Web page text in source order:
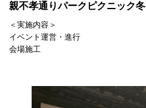
親不孝通りパークピクニック
＜実施内容＞
イベント運営・進行
会場施工